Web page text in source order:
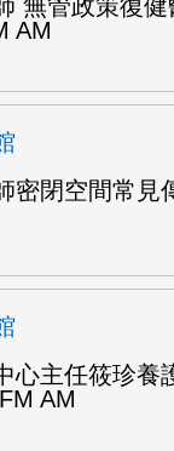
無管政策復
AM
密閉空間常見
心主任筱珍養
AM